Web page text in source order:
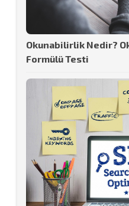
Okunabilirlik Nedir?
Formülü Testi